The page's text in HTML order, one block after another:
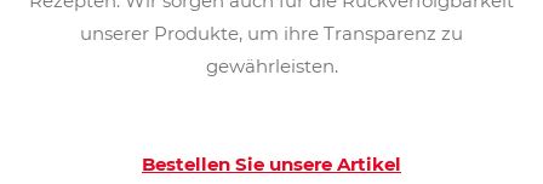
unserer Produkte, um ihre Transparenz zu
gewährleisten.
Bestellen Sie unsere Artikel